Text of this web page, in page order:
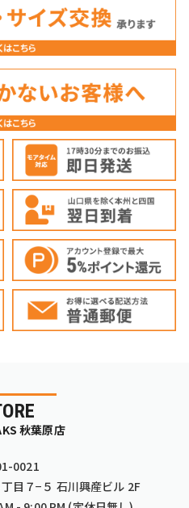
秋葉原店
0021
目７−５ 石川興産ビル 2F